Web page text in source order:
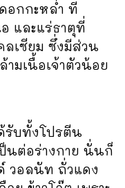
อกกะหล่ำ ที่
และแร่ธาตุที่
เซียม ซึ่งมีส่วน
มเนื้อเจ้าตัวน้อย
บทั้งโปรตีน
นต่อร่างกาย นั่นก็
วอลนัท ถั่วแดง